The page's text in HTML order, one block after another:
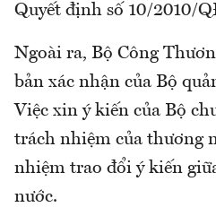
Quyết định số 10/2010/
Ngoài ra, Bộ Công
bản xác nhận của Bộ
Việc xin ý kiến của Bộ
trách nhiệm của thương
nhiệm trao đổi ý kiến
nước.